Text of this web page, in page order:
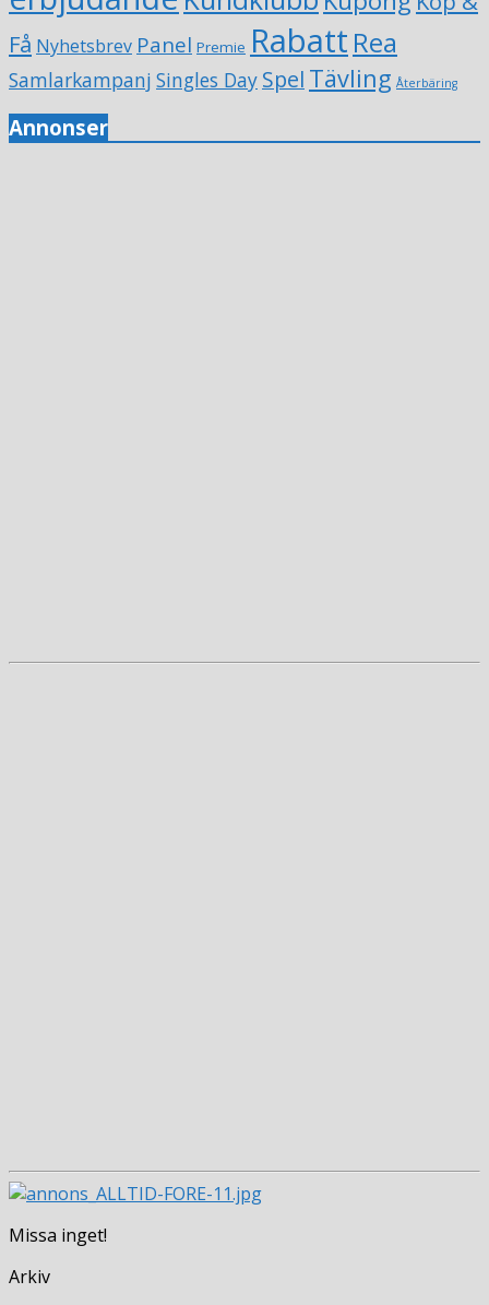
Få Nyhetsbrev Panel Premie Rabatt Rea
Samlarkampanj Singles Day Spel Tävling Återbäring
Annonser
Missa inget!
Arkiv